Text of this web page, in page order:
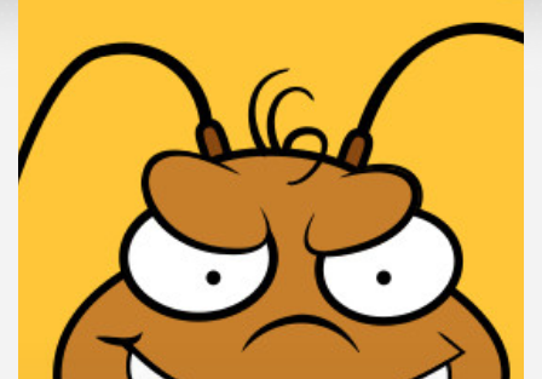
แนะนำ
เพล